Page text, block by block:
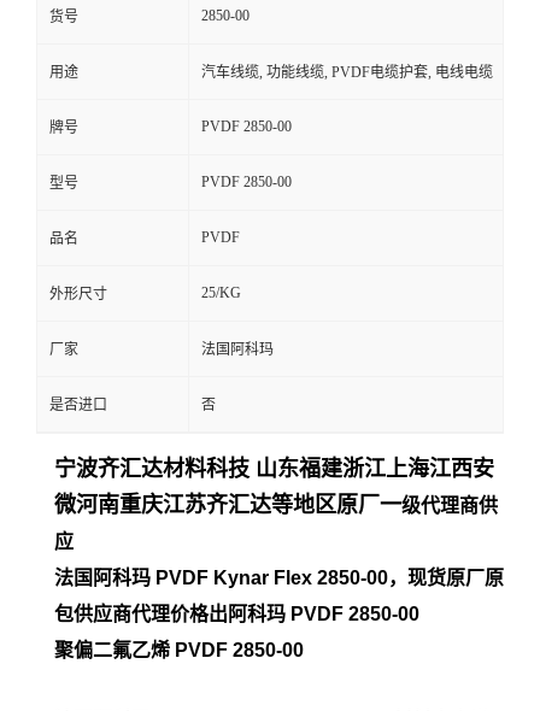
言
货号 2850-00
用途 汽车线缆, 功能线缆, PVDF电缆护套, 电线电缆
牌号 PVDF 2850-00
型号 PVDF 2850-00
品名 PVDF
外形尺寸 25/KG
厂家 法国阿科玛
是否进口 否
宁波齐汇达材料科技 山东福建浙江上海江西安
微河南重庆江苏齐汇达等地区原厂一级代理商供
应
法国阿科玛 PVDF Kynar Flex 2850-00，现货原厂原
包供应商代理价格出阿科玛 PVDF 2850-00
聚偏二氟乙烯 PVDF 2850-00